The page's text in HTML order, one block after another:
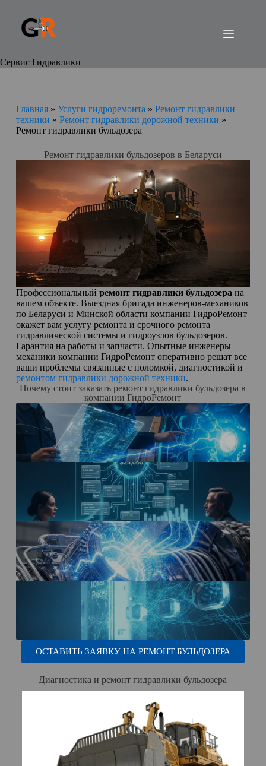
Сервис Гидравлики
Главная» Услуги гидроремонта » Ремонт гидравлики
техники » Pемонт гидравлики дорожной техники »
Pемонт гидравлики бульдозера
Ремонт гидравлики бульдозеров в Беларуси
Профессиональный ремонт гидравлики бульдозера на
вашем объекте. Выездная бригада инженеров-механиков
по Беларуси и Минской области компании ГидроРемонт
окажет вам услугу ремонта и срочного ремонта
гидравлической системы и гидроузлов бульдозеров.
Гарантия на работы и запчасти. Опытные инженеры
механики компании ГидроРемонт оперативно решат все
ваши проблемы связанные с поломкой, диагностикой и
ремонтом гидравлики дорожной техники.
Почему стоит заказать ремонт гидравлики бульдозера в
компании ГидроРемонт
ОСТАВИТЬ ЗАЯВКУ НА РЕМОНТ БУЛЬДОЗЕРА
Диагностика и ремонт гидравлики бульдозера